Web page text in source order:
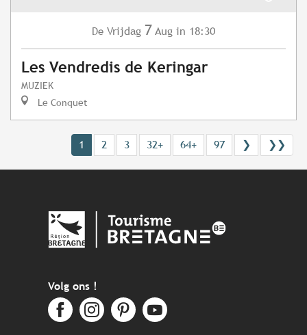
De Vrijdag 7 Aug in 18:30
Les Vendredis de Keringar
MUZIEK
Le Conquet
1 2 3 32+ 64+ 97 ❯ ❯❯
Volg ons !